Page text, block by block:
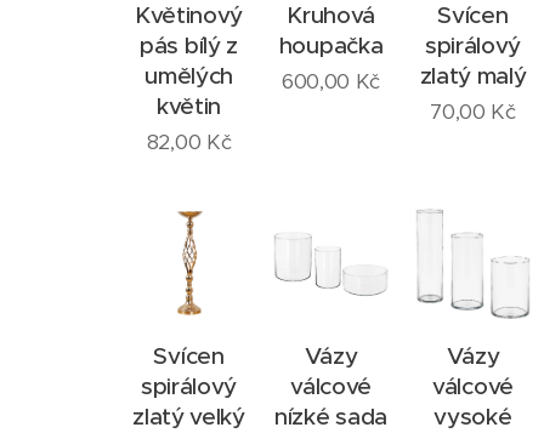
Květinový
pás bílý z
umělých
květin
82,00 Kč
Kruhová
houpačka
600,00 Kč
Svícen
spirálový
zlatý malý
70,00 Kč
Svícen
spirálový
zlatý velký
Vázy
válcové
nízké sada
Vázy
válcové
vysoké